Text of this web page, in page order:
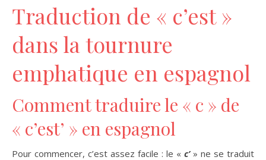
Traduction de « c’est »
dans la tournure
emphatique en espagnol
Comment traduire le « c » de
« c’est’ » en espagnol
Pour commencer, c’est assez facile : le « c’» ne se traduit